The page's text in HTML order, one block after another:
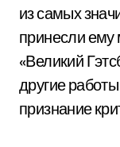
из самых
принесли ему
«Великий
другие
признание